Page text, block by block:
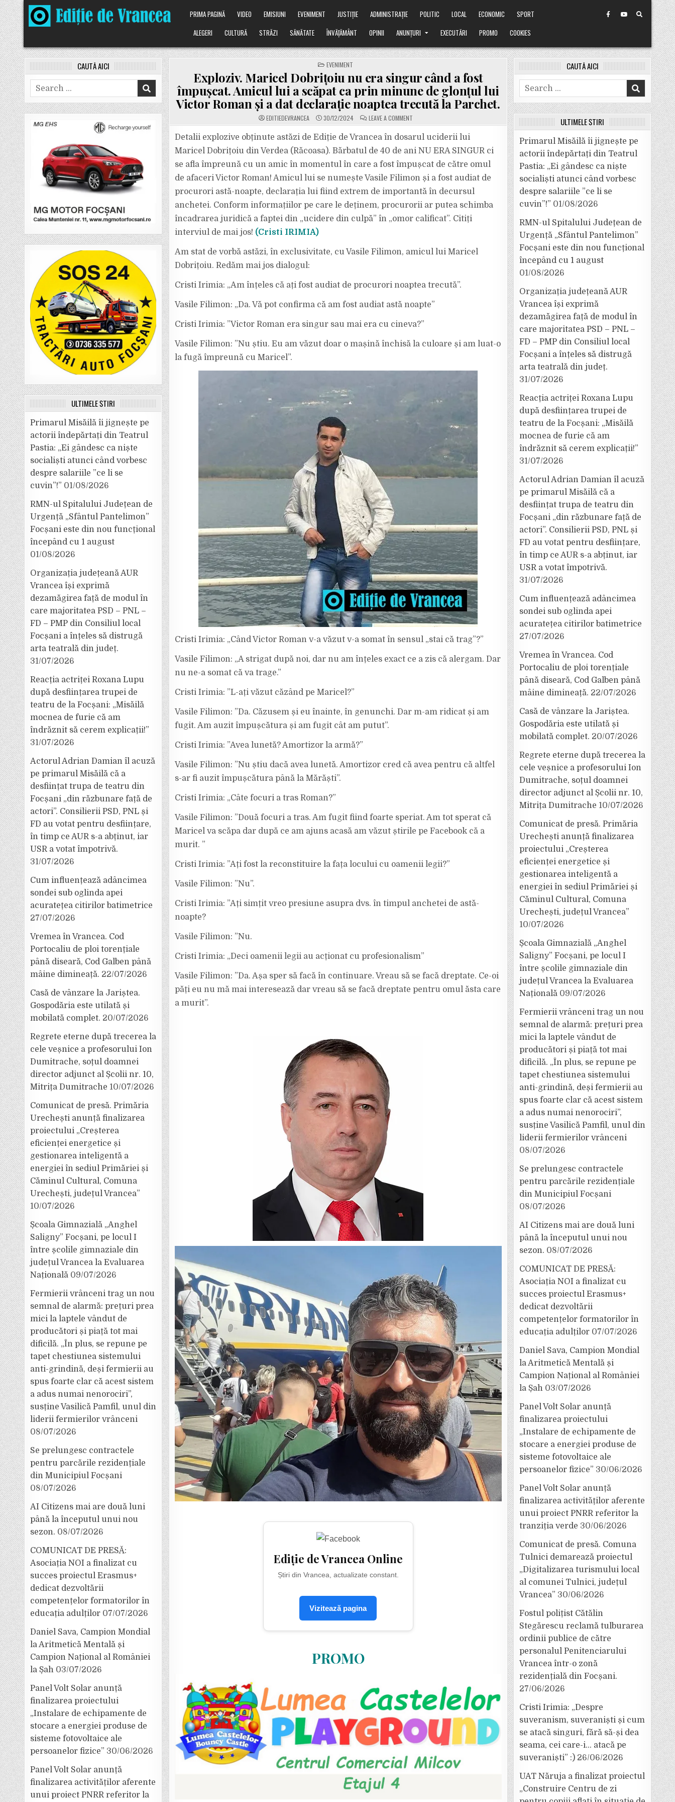
Skip
to
content
PRIMA PAGINĂ VIDEO EMISIUNI EVENIMENT JUSTIȚIE ADMINISTRAȚIE POLITIC LOCAL ECONOMIC
SPORT
ALEGERI
CULTURĂ STRĂZI SĂNĂTATE ÎNVĂȚĂMÂNT OPINII ANUNȚURI EXECUTĂRI PROMO COOKIES
POSTED
IN
EVENIMENT
Exploziv. Maricel Dobrițoiu nu era singur când a fost
împușcat. Amicul lui a scăpat ca prin minune de glonțul lui
Victor Roman și a dat declarație noaptea trecută la Parchet.
EDITIEDEVRANCEA 30/12/2024 LEAVE A COMMENTON
EXPLOZIV.
DOBRIȚOIU
NU
ERA
SINGUR
A
FOST
ÎMPUȘCAT.
AMICUL
LUI
A
SCĂPAT
CA
MINUNE
ROMAN
ȘI
NOAPTEA
TRECUTĂ
Detalii explozive obținute astăzi de Ediție de Vrancea în dosarul uciderii lui
Maricel Dobrițoiu din Verdea (Răcoasa). Bărbatul de 40 de ani NU ERA SINGUR ci
se afla împreună cu un amic în momentul în care a fost împușcat de către omul
de afaceri Victor Roman! Amicul lui se numește Vasile Filimon și a fost audiat de
procurori astă-noapte, declarația lui fiind extrem de importantă în decursul
anchetei. Conform informațiilor pe care le deținem, procurorii ar putea schimba
încadrarea juridică a faptei din „ucidere din culpă” în „omor calificat”. Citiți
interviul de mai jos! (Cristi IRIMIA)
Am stat de vorbă astăzi, în exclusivitate, cu Vasile Filimon, amicul lui Maricel
Dobrițoiu. Redăm mai jos dialogul:
Cristi Irimia: „Am înțeles că ați fost audiat de procurori noaptea trecută”.
Vasile Filimon: „Da. Vă pot confirma că am fost audiat astă noapte”
Cristi Irimia: ”Victor Roman era singur sau mai era cu cineva?”
Vasile Filimon: ”Nu știu. Eu am văzut doar o mașină închisă la culoare și am luat-o
la fugă împreună cu Maricel”.
Cristi Irimia: „Când Victor Roman v-a văzut v-a somat în sensul „stai că trag”?”
Vasile Filimon: „A strigat după noi, dar nu am înțeles exact ce a zis că alergam. Dar
nu ne-a somat că va trage.”
Cristi Irimia: ”L-ați văzut căzând pe Maricel?”
Vasile Filimon: ”Da. Căzusem și eu înainte, în genunchi. Dar m-am ridicat și am
fugit. Am auzit împușcătura și am fugit cât am putut”.
Cristi Irimia: ”Avea lunetă? Amortizor la armă?”
Vasile Filimon: ”Nu știu dacă avea lunetă. Amortizor cred că avea pentru că altfel
s-ar fi auzit împușcătura până la Mărăști”.
Cristi Irimia: „Câte focuri a tras Roman?”
Vasile Filimon: ”Două focuri a tras. Am fugit fiind foarte speriat. Am tot sperat că
Maricel va scăpa dar după ce am ajuns acasă am văzut știrile pe Facebook că a
murit. ”
Cristi Irimia: ”Ați fost la reconstituire la fața locului cu oamenii legii?”
Vasile Filimon: ”Nu”.
Cristi Irimia: ”Ați simțit vreo presiune asupra dvs. în timpul anchetei de astă-
noapte?
Vasile Filimon: ”Nu.
Cristi Irimia: „Deci oamenii legii au acționat cu profesionalism”
Vasile Filimon: ”Da. Așa sper să facă în continuare. Vreau să se facă dreptate. Ce-oi
păți eu nu mă mai interesează dar vreau să se facă dreptate pentru omul ăsta care
a murit”.
Ediție de Vrancea Online
Știri din Vrancea, actualizate constant.
Vizitează pagina
PROMO
CAUTĂ AICI
Search
for:
ULTIMELE ȘTIRI
Primarul Misăilă îi jignește pe
actorii îndepărtați din Teatrul
Pastia: „Ei gândesc ca niște
socialiști atunci când vorbesc
despre salariile ”ce li se
cuvin”!” 01/08/2026
RMN-ul Spitalului Județean de
Urgență „Sfântul Pantelimon”
Focșani este din nou funcțional
începând cu 1 august
01/08/2026
Organizația județeană AUR
Vrancea își exprimă
dezamăgirea față de modul în
care majoritatea PSD – PNL –
FD – PMP din Consiliul local
Focșani a înțeles să distrugă
arta teatrală din județ.
31/07/2026
Reacția actriței Roxana Lupu
după desființarea trupei de
teatru de la Focșani: „Misăilă
mocnea de furie că am
îndrăznit să cerem explicații!”
31/07/2026
Actorul Adrian Damian îl acuză
pe primarul Misăilă că a
desființat trupa de teatru din
Focșani „din răzbunare față de
actori”. Consilierii PSD, PNL și
FD au votat pentru desființare,
în timp ce AUR s-a abținut, iar
USR a votat împotrivă.
31/07/2026
Cum influențează adâncimea
sondei sub oglinda apei
acuratețea citirilor batimetrice
27/07/2026
Vremea în Vrancea. Cod
Portocaliu de ploi torențiale
până diseară, Cod Galben până
mâine dimineață. 22/07/2026
Casă de vânzare la Jariștea.
Gospodăria este utilată și
mobilată complet. 20/07/2026
Regrete eterne după trecerea la
cele veșnice a profesorului Ion
Dumitrache, soțul doamnei
director adjunct al Școlii nr. 10,
Mitrița Dumitrache 10/07/2026
Comunicat de presă. Primăria
Urechești anunță finalizarea
proiectului „Creșterea
eficienței energetice și
gestionarea inteligentă a
energiei în sediul Primăriei și
Căminul Cultural, Comuna
Urechești, județul Vrancea”
10/07/2026
Școala Gimnazială „Anghel
Saligny” Focșani, pe locul I
între școlile gimnaziale din
județul Vrancea la Evaluarea
Națională 09/07/2026
Fermierii vrânceni trag un nou
semnal de alarmă: prețuri prea
mici la laptele vândut de
producători și piață tot mai
dificilă. „În plus, se repune pe
tapet chestiunea sistemului
anti-grindină, deși fermierii au
spus foarte clar că acest sistem
a adus numai nenorociri”,
susține Vasilică Pamfil, unul din
liderii fermierilor vrânceni
08/07/2026
Se prelungesc contractele
pentru parcările rezidențiale
din Municipiul Focșani
08/07/2026
AI Citizens mai are două luni
până la începutul unui nou
sezon. 08/07/2026
COMUNICAT DE PRESĂ:
Asociația NOI a finalizat cu
succes proiectul Erasmus+
dedicat dezvoltării
competențelor formatorilor în
educația adulților 07/07/2026
Daniel Sava, Campion Mondial
la Aritmetică Mentală și
Campion Național al României
la Șah 03/07/2026
Panel Volt Solar anunță
finalizarea proiectului
„Instalare de echipamente de
stocare a energiei produse de
sisteme fotovoltaice ale
persoanelor fizice” 30/06/2026
Panel Volt Solar anunță
finalizarea activităților aferente
unui proiect PNRR referitor la
CAUTĂ AICI
Search
for:
ULTIMELE ȘTIRI
Primarul Misăilă îi jignește pe
actorii îndepărtați din Teatrul
Pastia: „Ei gândesc ca niște
socialiști atunci când vorbesc
despre salariile ”ce li se
cuvin”!” 01/08/2026
RMN-ul Spitalului Județean de
Urgență „Sfântul Pantelimon”
Focșani este din nou funcțional
începând cu 1 august
01/08/2026
Organizația județeană AUR
Vrancea își exprimă
dezamăgirea față de modul în
care majoritatea PSD – PNL –
FD – PMP din Consiliul local
Focșani a înțeles să distrugă
arta teatrală din județ.
31/07/2026
Reacția actriței Roxana Lupu
după desființarea trupei de
teatru de la Focșani: „Misăilă
mocnea de furie că am
îndrăznit să cerem explicații!”
31/07/2026
Actorul Adrian Damian îl acuză
pe primarul Misăilă că a
desființat trupa de teatru din
Focșani „din răzbunare față de
actori”. Consilierii PSD, PNL și
FD au votat pentru desființare,
în timp ce AUR s-a abținut, iar
USR a votat împotrivă.
31/07/2026
Cum influențează adâncimea
sondei sub oglinda apei
acuratețea citirilor batimetrice
27/07/2026
Vremea în Vrancea. Cod
Portocaliu de ploi torențiale
până diseară, Cod Galben până
mâine dimineață. 22/07/2026
Casă de vânzare la Jariștea.
Gospodăria este utilată și
mobilată complet. 20/07/2026
Regrete eterne după trecerea la
cele veșnice a profesorului Ion
Dumitrache, soțul doamnei
director adjunct al Școlii nr. 10,
Mitrița Dumitrache 10/07/2026
Comunicat de presă. Primăria
Urechești anunță finalizarea
proiectului „Creșterea
eficienței energetice și
gestionarea inteligentă a
energiei în sediul Primăriei și
Căminul Cultural, Comuna
Urechești, județul Vrancea”
10/07/2026
Școala Gimnazială „Anghel
Saligny” Focșani, pe locul I
între școlile gimnaziale din
județul Vrancea la Evaluarea
Națională 09/07/2026
Fermierii vrânceni trag un nou
semnal de alarmă: prețuri prea
mici la laptele vândut de
producători și piață tot mai
dificilă. „În plus, se repune pe
tapet chestiunea sistemului
anti-grindină, deși fermierii au
spus foarte clar că acest sistem
a adus numai nenorociri”,
susține Vasilică Pamfil, unul din
liderii fermierilor vrânceni
08/07/2026
Se prelungesc contractele
pentru parcările rezidențiale
din Municipiul Focșani
08/07/2026
AI Citizens mai are două luni
până la începutul unui nou
sezon. 08/07/2026
COMUNICAT DE PRESĂ:
Asociația NOI a finalizat cu
succes proiectul Erasmus+
dedicat dezvoltării
competențelor formatorilor în
educația adulților 07/07/2026
Daniel Sava, Campion Mondial
la Aritmetică Mentală și
Campion Național al României
la Șah 03/07/2026
Panel Volt Solar anunță
finalizarea proiectului
„Instalare de echipamente de
stocare a energiei produse de
sisteme fotovoltaice ale
persoanelor fizice” 30/06/2026
Panel Volt Solar anunță
finalizarea activităților aferente
unui proiect PNRR referitor la
tranziția verde 30/06/2026
Comunicat de presă. Comuna
Tulnici demarează proiectul
„Digitalizarea turismului local
al comunei Tulnici, județul
Vrancea” 30/06/2026
Fostul polițist Cătălin
Stegărescu reclamă tulburarea
ordinii publice de către
personalul Penitenciarului
Vrancea într-o zonă
rezidențială din Focșani.
27/06/2026
Cristi Irimia: „Despre
suveranism, suveraniști și cum
se atacă singuri, fără să-și dea
seama, cei care-i… atacă pe
suveraniști” :) 26/06/2026
UAT Năruja a finalizat proiectul
„Construire Centru de zi